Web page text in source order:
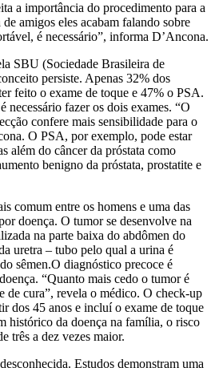
a importância do procedimento para a
amigos eles acabam falando sobre
é necessário”, informa D’Ancona.
SBU (Sociedade Brasileira de
persiste. Apenas 32% dos
feito o exame de toque e 47% o PSA.
necessário fazer os dois exames. “O
confere mais sensibilidade para o
O PSA, por exemplo, pode estar
além do câncer da próstata como
benigno da próstata, prostatite e
comum entre os homens e uma das
doença. O tumor se desenvolve na
na parte baixa do abdômen do
uretra – tubo pelo qual a urina é
sêmen.O diagnóstico precoce é
“Quanto mais cedo o tumor é
de cura”, revela o médico. O check-up
dos 45 anos e incluí o exame de toque
histórico da doença na família, o risco
três a dez vezes maior.
Estudos demonstram uma